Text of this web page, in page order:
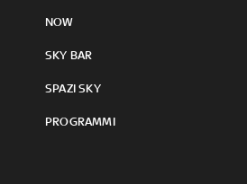
NOW
SKY BAR
SPAZI SKY
PROGRAMMI